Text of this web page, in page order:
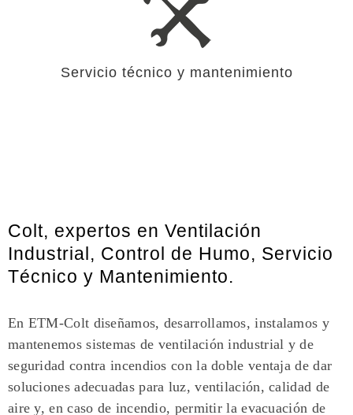
Servicio técnico y mantenimiento
Colt, expertos en Ventilación
Industrial, Control de Humo, Servicio
Técnico y Mantenimiento.
En ETM-Colt diseñamos, desarrollamos, instalamos y
mantenemossistemas de ventilación industrial y de
seguridad contra incendios con la doble ventaja de dar
soluciones adecuadas para luz, ventilación, calidad de
aire y, en caso de incendio, permitir la evacuación de